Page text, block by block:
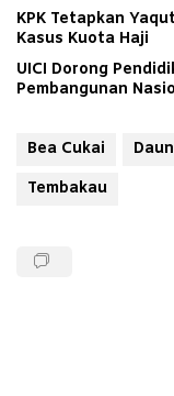
KPK Tetapkan
Kasus Kuota Haji
UICI Dorong
Pembangunan
Bea Cukai
Tembakau